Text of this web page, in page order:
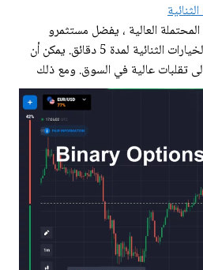
العالية ، يفضل مستثمرو
التجزئة استراتيجيات تداول الخيارات الثنائية لمدة 5 دقائق. يمكن أن
تقلبات عالية في السوق. ومع ذلك